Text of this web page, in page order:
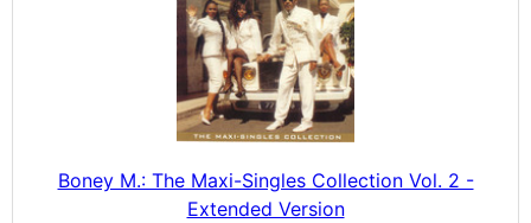
Boney M.: The Maxi-Singles Collection Vol. 2 -
Extended Version